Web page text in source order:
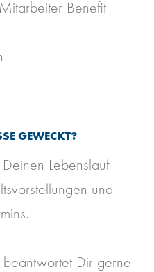
Benefit
GEWECKT?
Lebenslauf
und
beantwortet Dir gerne